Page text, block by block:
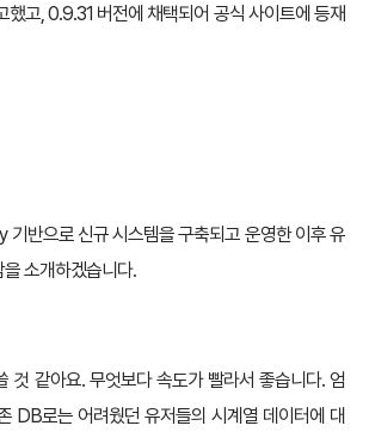
했고, 0.9.31 버전에 채택되어 공식 사이트에 등재
기반으로 신규 시스템을 구축되고 운영한 이후 유
소개하겠습니다.
것 같아요. 무엇보다 속도가 빨라서 좋습니다. 엄
DB로는 어려웠던 유저들의 시계열 데이터에 대